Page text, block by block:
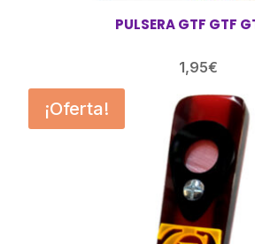
PULSERA GTF GTF
1,95€
¡Oferta!